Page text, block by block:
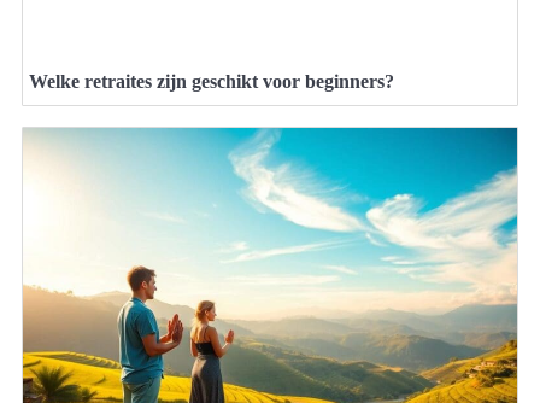
Welke retraites zijn geschikt voor beginners?